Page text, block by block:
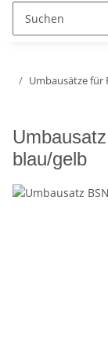
Umbausätze für
blau/gelb